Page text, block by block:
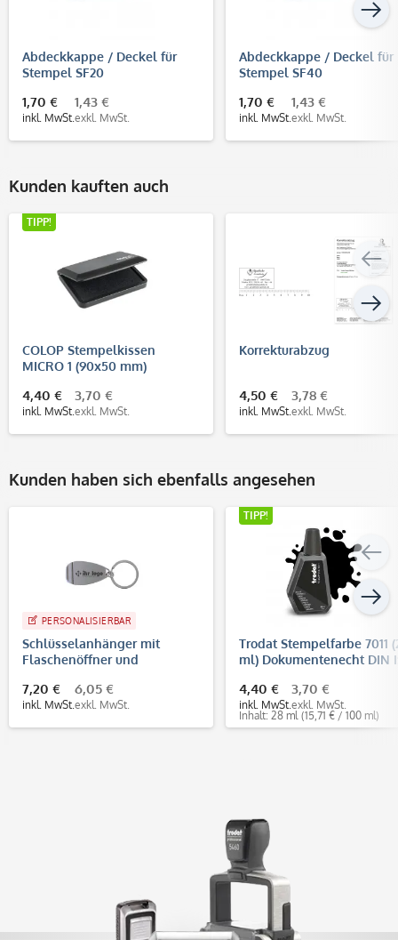
Abdeckkappe / Deckel für
Stempel SF20
1,70 €
inkl. MwSt.
1,43 €
exkl. MwSt.
Abdeckkappe / Deckel für
Stempel SF40
1,70 €
inkl. MwSt.
1,43 €
exkl. MwSt.
Kunden kauften auch
TIPP!
COLOP Stempelkissen
MICRO 1 (90x50 mm)
4,40 €
inkl. MwSt.
3,70 €
exkl. MwSt.
Korrekturabzug
4,50 €
inkl. MwSt.
3,78 €
exkl. MwSt.
Kunden haben sich ebenfalls angesehen
PERSONALISIERBAR
Schlüsselanhänger mit
Flaschenöffner und
7,20 €
inkl. MwSt.
6,05 €
exkl. MwSt.
TIPP!
Trodat Stempelfarbe 7011
ml) Dokumentenecht DIN
4,40 €
inkl. MwSt.
3,70 €
exkl. MwSt.
Inhalt: 28 ml (15,71 € / 100 ml)